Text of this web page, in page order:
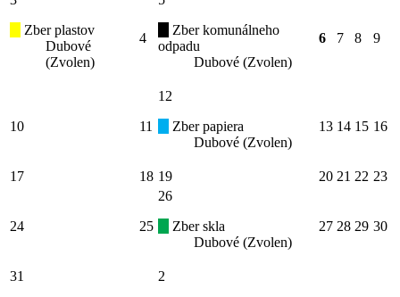
Zber plastov
Dubové
(Zvolen)
4
Zber komunálneho
odpadu
Dubové (Zvolen)
6 7 8 9
10 11
12
Zber papiera
Dubové (Zvolen)
13 14 15 16
17 18 19 20 21 22 23
24 25
26
Zber skla
Dubové (Zvolen)
27 28 29 30
31
2